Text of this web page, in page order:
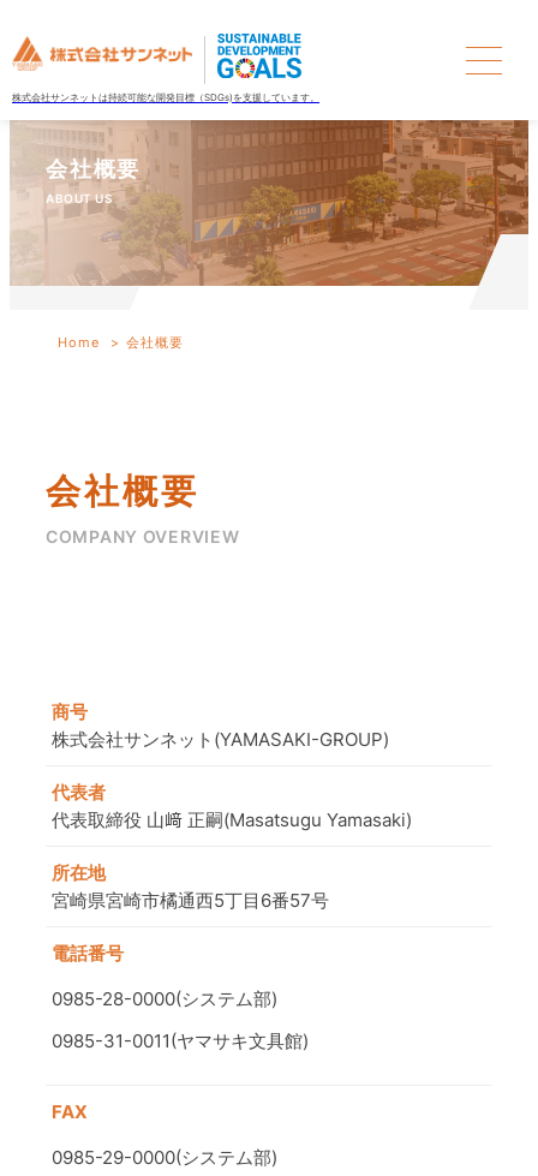
容
を
ス
株式会社サンネットは持続可能な開発目標（SDGs)を支援しています。
会社概要
ABOUT US
Home 会社概要
会社概要
COMPANY OVERVIEW
商号
株式会社サンネット(YAMASAKI-GROUP)
代表者
代表取締役 山﨑 正嗣(Masatsugu Yamasaki)
所在地
宮崎県宮崎市橘通⻄5丁⽬6番57号
電話番号
0985-28-0000(システム部)
0985-31-0011(ヤマサキ文具館)
FAX
0985-29-0000(システム部)